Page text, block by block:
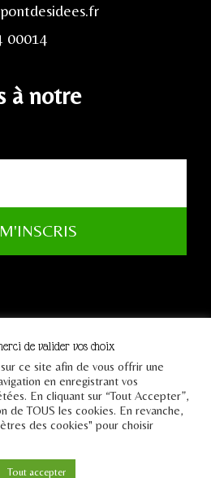
00014
à notre
M'INSCRIS
de valider vos choix
ce site afin de vous offrir une
en enregistrant vos
En cliquant sur “Tout Accepter”,
de TOUS les cookies. En revanche,
des cookies" pour choisir
Tout accepter